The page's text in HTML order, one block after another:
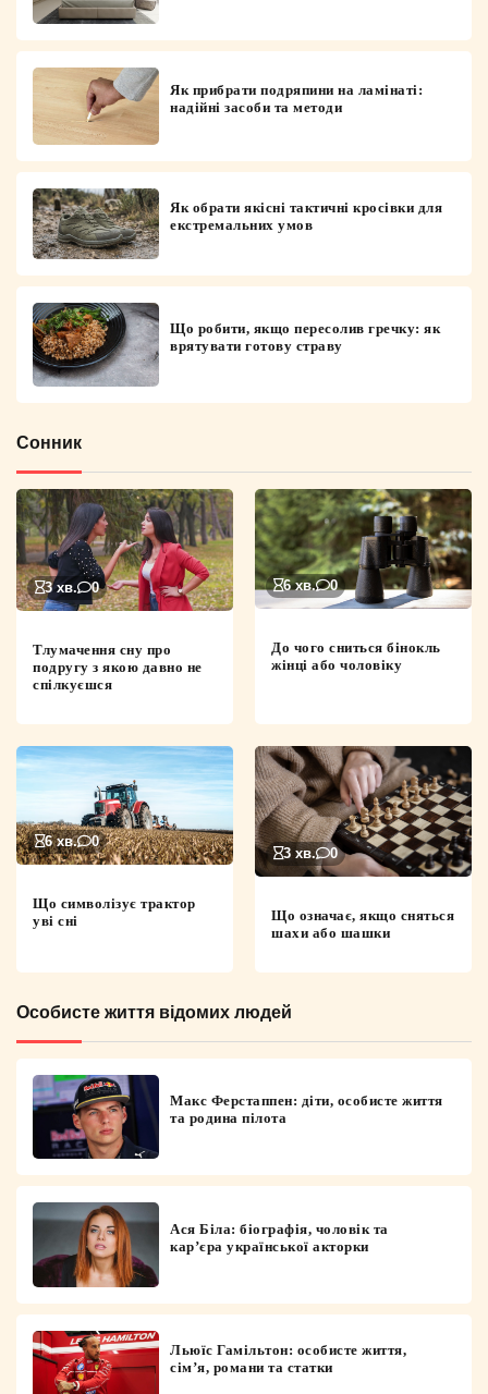
Як прибрати подряпини на ламінаті:
надійні засоби та методи
Як обрати якісні тактичні кросівки для
екстремальних умов
Що робити, якщо пересолив гречку: як
врятувати готову страву
Сонник
3 хв. 0
Тлумачення сну про
подругу з якою давно не
спілкуєшся
6 хв. 0
До чого сниться бінокль
жінці або чоловіку
6 хв. 0
Що символізує трактор
уві сні
3 хв. 0
Що означає, якщо сняться
шахи або шашки
Особисте життя відомих людей
Макс Ферстаппен: діти, особисте життя
та родина пілота
Ася Біла: біографія, чоловік та
кар’єра української акторки
Льюїс Гамільтон: особисте життя,
сім’я, романи та статки